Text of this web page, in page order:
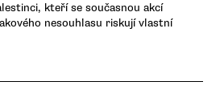
kteří se současnou akcí
nesouhlasu riskují vlastní